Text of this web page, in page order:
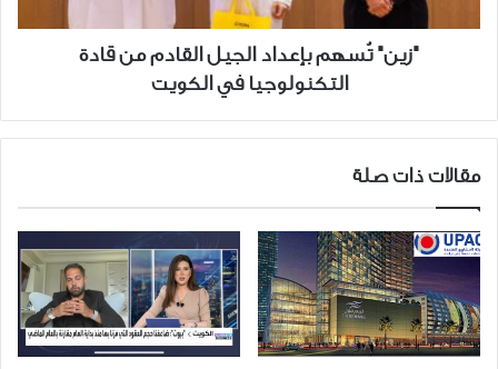
التكنولوجيا
"زين" تُسهم بإعداد الجيل القادم من قادة
التكنولوجيا في الكويت
مقالات ذات صلة